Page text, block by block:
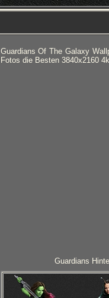
Guardians Of The Galaxy
Fotos die Besten 3840x2160
Guardians